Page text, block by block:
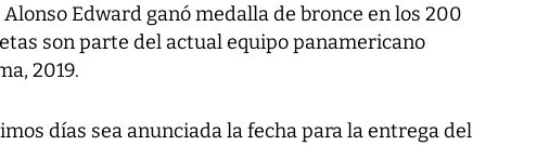
Edward ganó medalla de bronce en los 200
son parte del actual equipo panamericano
2019.
días sea anunciada la fecha para la entrega del